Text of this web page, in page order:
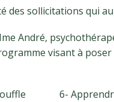
des sollicitations qui
André,
visant à
souffle 6-